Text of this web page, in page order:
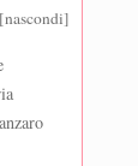
[nascondi]